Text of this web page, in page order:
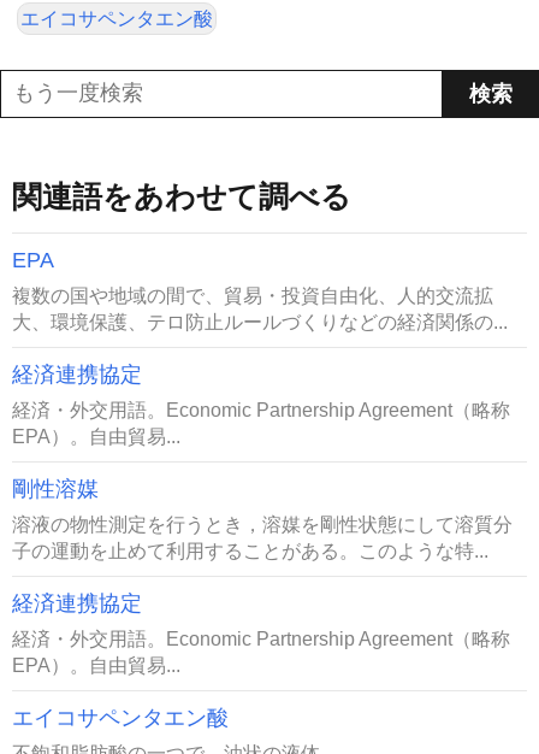
エイコサペンタエン酸
関連語をあわせて調べる
EPA
複数の国や地域の間で、貿易・投資自由化、人的交流拡
大、環境保護、テロ防止ルールづくりなどの経済関係の...
経済連携協定
経済・外交用語。Economic Partnership Agreement（略称
EPA）。自由貿易...
剛性溶媒
溶液の物性測定を行うとき，溶媒を剛性状態にして溶質分
子の運動を止めて利用することがある。このような特...
経済連携協定
経済・外交用語。Economic Partnership Agreement（略称
EPA）。自由貿易...
エイコサペンタエン酸